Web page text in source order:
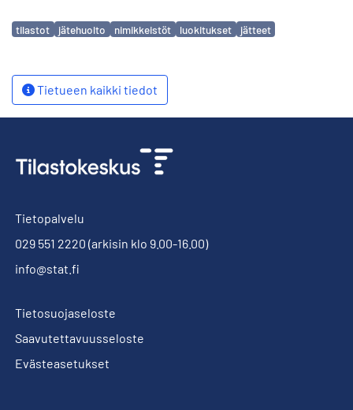
Avainsanat
tilastot jätehuolto nimikkeistöt luokitukset jätteet
Tietueen kaikki tiedot
Tietopalvelu
029 551 2220 (arkisin klo 9.00-16.00)
info@stat.fi
Tietosuojaseloste
Saavutettavuusseloste
Evästeasetukset